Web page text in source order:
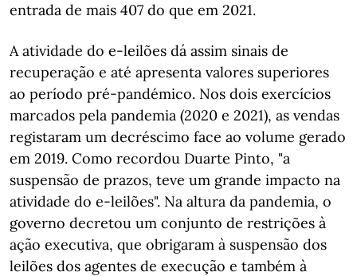
entrada de mais 407 do que em 2021.
A atividade do e-leilões dá assim sinais de
recuperação e até apresenta valores superiores
ao período pré-pandémico. Nos dois exercícios
marcados pela pandemia (2020 e 2021), as vendas
registaram um decréscimo face ao volume gerado
em 2019. Como recordou Duarte Pinto, "a
suspensão de prazos, teve um grande impacto na
atividade do e-leilões". Na altura da pandemia, o
governo decretou um conjunto de restrições à
ação executiva, que obrigaram à suspensão dos
leilões dos agentes de execução e também à